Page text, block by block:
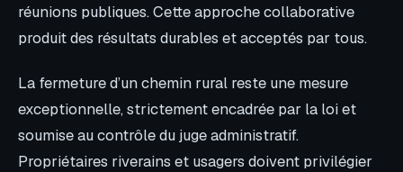
réunions publiques. Cette approche collaborative
produit des résultats durables et acceptés par tous.
La fermeture d’un chemin rural reste une mesure
exceptionnelle, strictement encadrée par la loi et
soumise au contrôle du juge administratif.
Propriétaires riverains et usagers doivent privilégier